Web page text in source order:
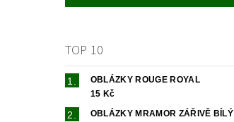
TOP 10
OBLÁZKY ROUGE ROYAL
15 Kč
OBLÁZKY MRAMOR ZÁŘIVĚ BÍLÝ